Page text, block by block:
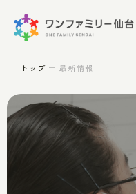
トップ 最新情報